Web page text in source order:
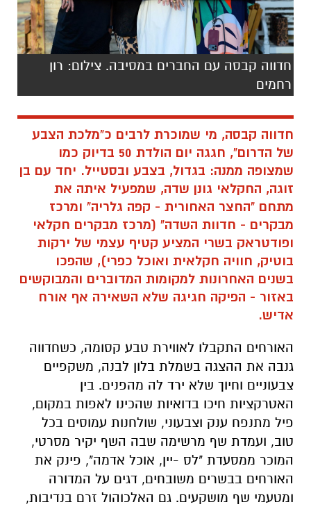
חדווה קבסה עם החברים במסיבה. צילום: רון
רחמים
חדווה קבסה, מי שמוכרת לרבים כ"מלכת הצבע
של הדרום", חגגה יום הולדת 50 בדיוק כמו
שמצופה ממנה: בגדול, בצבע ובסטייל. יחד עם בן
זוגה, החקלאי גונן שדה, שמפעיל איתה את
מתחם "החצר האחורית - קפה גלריה" ומרכז
מבקרים - חדוות השדה" (מרכז מבקרים חקלאי
ופודטראק בשרי המציע קטיף עצמי של ירקות
בוטיק, חוויה חקלאית ואוכל כפרי), שהפכו
בשנים האחרונות למקומות המדוברים והמבוקשים
באזור - הפיקה חגיגה שלא השאירה אף אורח
אדיש.
האורחים התקבלו לאווירת טבע קסומה, כשחדווה
גנבה את ההצגה בשמלת בלון לבנה, משקפיים
צבעוניים וחיוך שלא ירד לה מהפנים. בין
האטרקציות חיכו בדואיות שהכינו לאפות במקום,
פיל מתנפח ענק וצבעוני, שולחנות עמוסים בכל
טוב, ועמדת שף מרשימה שבה השף יקיר מסרטי,
המוכר ממסעדת "לס -יין, אוכל אדמה", פינק את
האורחים בבשרים משובחים, דגים על המדורה
ומטעמי שף מושקעים. גם האלכוהול זרם בנדיבות,